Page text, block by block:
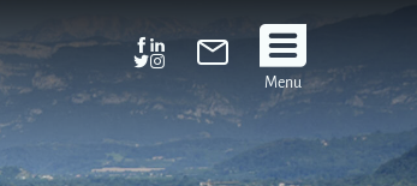
Suivez
nous Menu